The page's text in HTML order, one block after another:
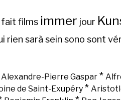
fait films immer jour
rien sarà sein sono sont
Alexandre-Pierre Gaspar*
de Saint-Exupéry *